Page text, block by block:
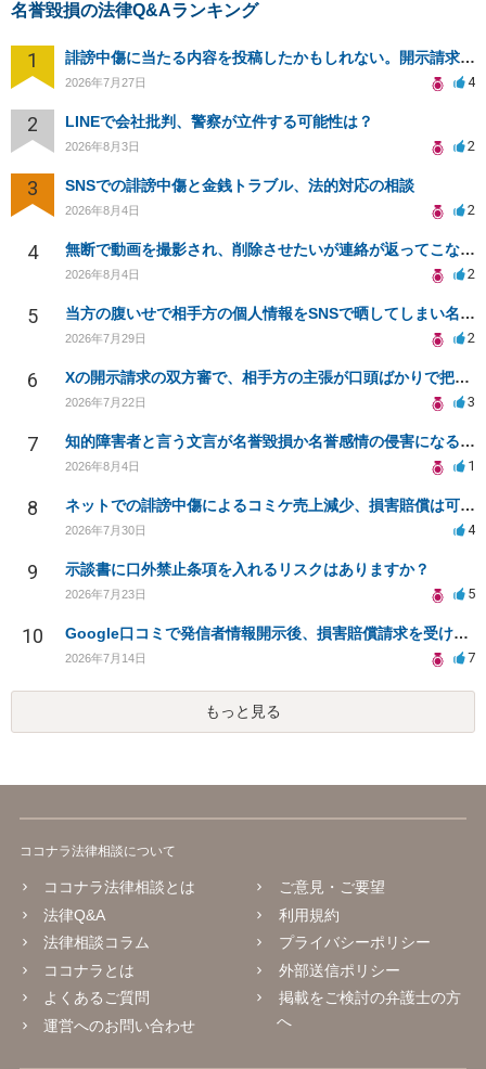
名誉毀損の法律Q&Aランキング
1 誹謗中傷に当たる内容を投稿したかもしれない。開示請求や民事刑事裁判に発展しうるのか教えて欲しい。
2026年7月27日 4
2 LINEで会社批判、警察が立件する可能性は？
2026年8月3日 2
3 SNSでの誹謗中傷と金銭トラブル、法的対応の相談
2026年8月4日 2
4 無断で動画を撮影され、削除させたいが連絡が返ってこない。
2026年8月4日 2
5 当方の腹いせで相手方の個人情報をSNSで晒してしまい名誉毀損させてしまったかもしれない
2026年7月29日 2
6 Xの開示請求の双方審で、相手方の主張が口頭ばかりで把握しきれません
2026年7月22日 3
7 知的障害者と言う文言が名誉毀損か名誉感情の侵害になるか教えてほしい。
2026年8月4日 1
8 ネットでの誹謗中傷によるコミケ売上減少、損害賠償は可能か？
2026年7月30日 4
9 示談書に口外禁止条項を入れるリスクはありますか？
2026年7月23日 5
10 Google口コミで発信者情報開示後、損害賠償請求を受けています。示談について相談です。
2026年7月14日 7
もっと見る
ココナラ法律相談について
ココナラ法律相談とは
法律Q&A
法律相談コラム
ココナラとは
よくあるご質問
運営へのお問い合わせ
ご意見・ご要望
利用規約
プライバシーポリシー
外部送信ポリシー
掲載をご検討の弁護士の方
へ